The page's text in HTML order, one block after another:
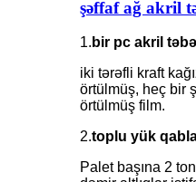
şəffaf ağ akril
1. bir pc akril
iki tərəfli kraft
örtülmüş, heç bir
örtülmüş film.
2.toplu yük
Palet başına 2